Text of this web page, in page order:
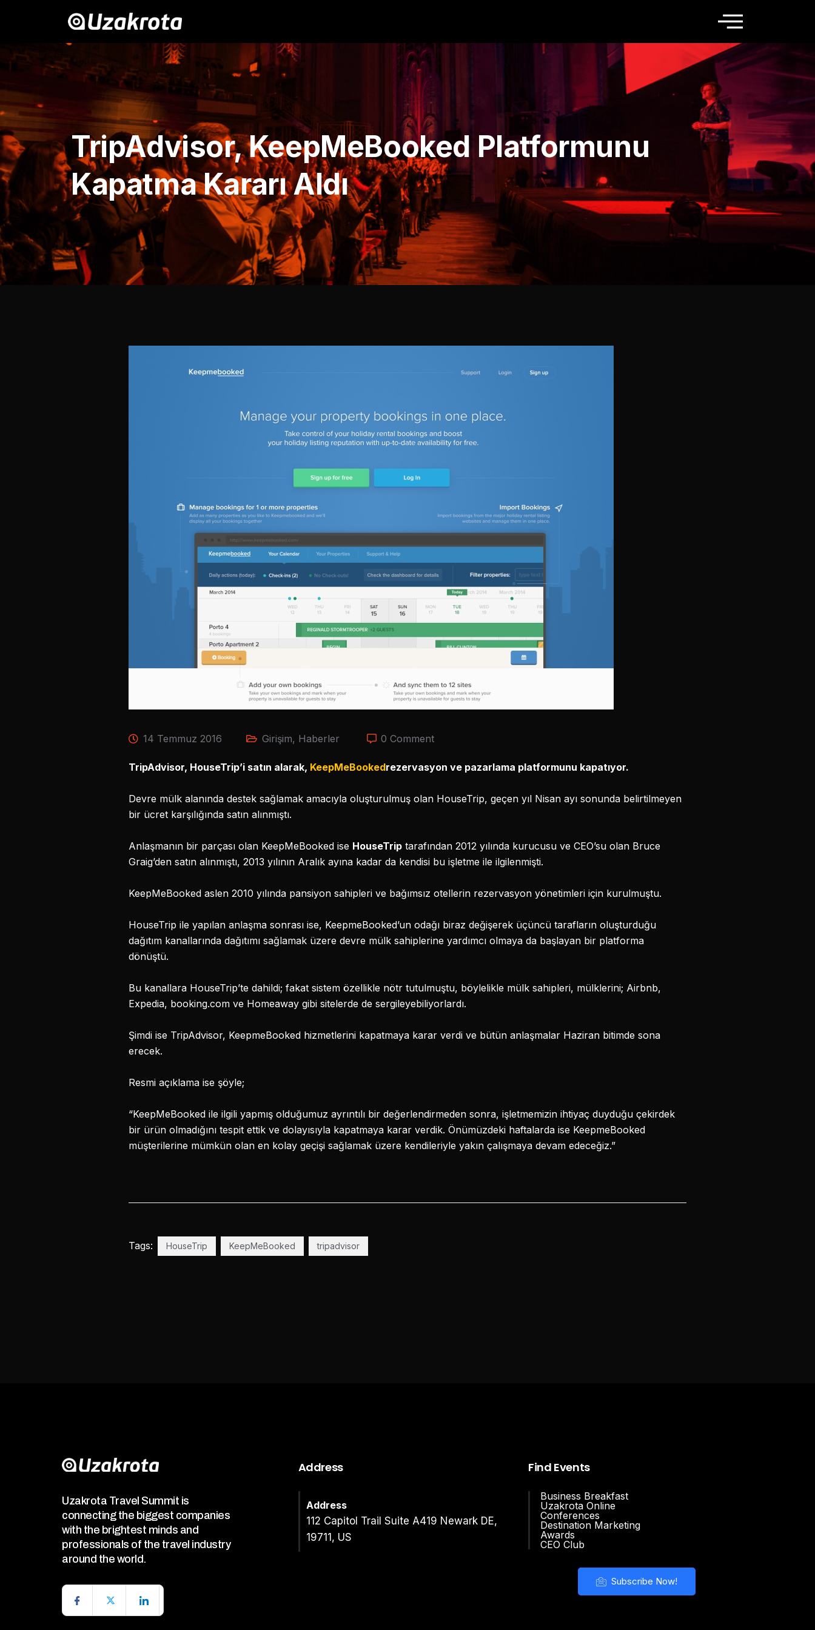
TripAdvisor, KeepMeBooked Platformunu
Kapatma Kararı Aldı
14 Temmuz 2016 Girişim, Haberler 0 Comment
TripAdvisor, HouseTrip’i satın alarak, KeepMeBookedrezervasyon ve pazarlama platformunu kapatıyor.
Devre mülk alanında destek sağlamak amacıyla oluşturulmuş olan HouseTrip, geçen yıl Nisan ayı sonunda belirtilmeyen
bir ücret karşılığında satın alınmıştı.
Anlaşmanın bir parçası olan KeepMeBooked ise HouseTrip tarafından 2012 yılında kurucusu ve CEO’su olan Bruce
Graig’den satın alınmıştı, 2013 yılının Aralık ayına kadar da kendisi bu işletme ile ilgilenmişti.
KeepMeBooked aslen 2010 yılında pansiyon sahipleri ve bağımsız otellerin rezervasyon yönetimleri için kurulmuştu.
HouseTrip ile yapılan anlaşma sonrası ise, KeepmeBooked’un odağı biraz değişerek üçüncü tarafların oluşturduğu
dağıtım kanallarında dağıtımı sağlamak üzere devre mülk sahiplerine yardımcı olmaya da başlayan bir platforma
dönüştü.
Bu kanallara HouseTrip’te dahildi; fakat sistem özellikle nötr tutulmuştu, böylelikle mülk sahipleri, mülklerini; Airbnb,
Expedia, booking.com ve Homeaway gibi sitelerde de sergileyebiliyorlardı.
Şimdi ise TripAdvisor, KeepmeBooked hizmetlerini kapatmaya karar verdi ve bütün anlaşmalar Haziran bitimde sona
erecek.
Resmi açıklama ise şöyle;
“KeepMeBooked ile ilgili yapmış olduğumuz ayrıntılı bir değerlendirmeden sonra, işletmemizin ihtiyaç duyduğu çekirdek
bir ürün olmadığını tespit ettik ve dolayısıyla kapatmaya karar verdik. Önümüzdeki haftalarda ise KeepmeBooked
müşterilerine mümkün olan en kolay geçişi sağlamak üzere kendileriyle yakın çalışmaya devam edeceğiz.”
Tags: HouseTrip KeepMeBooked tripadvisor
Uzakrota Travel Summit is
connecting the biggest companies
with the brightest minds and
professionals of the travel industry
around the world.
Address
Address
112 Capitol Trail Suite A419 Newark DE,
19711, US
Find Events
Business Breakfast
Uzakrota Online
Conferences
Destination Marketing
Awards
CEO Club
Subscribe Now!